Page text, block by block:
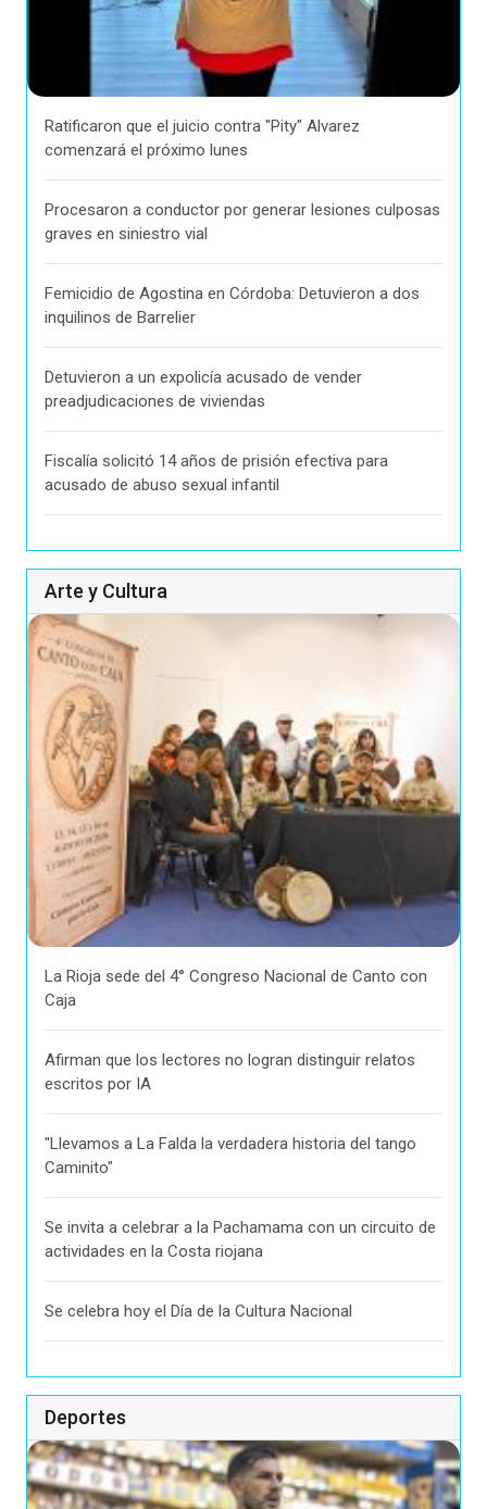
Ratificaron que el juicio contra "Pity" Alvarez
comenzará el próximo lunes
Procesaron a conductor por generar lesiones culposas
graves en siniestro vial
Femicidio de Agostina en Córdoba: Detuvieron a dos
inquilinos de Barrelier
Detuvieron a un expolicía acusado de vender
preadjudicaciones de viviendas
Fiscalía solicitó 14 años de prisión efectiva para
acusado de abuso sexual infantil
Arte y Cultura
La Rioja sede del 4° Congreso Nacional de Canto con
Caja
Afirman que los lectores no logran distinguir relatos
escritos por IA
"Llevamos a La Falda la verdadera historia del tango
Caminito"
Se invita a celebrar a la Pachamama con un circuito de
actividades en la Costa riojana
Se celebra hoy el Día de la Cultura Nacional
Deportes